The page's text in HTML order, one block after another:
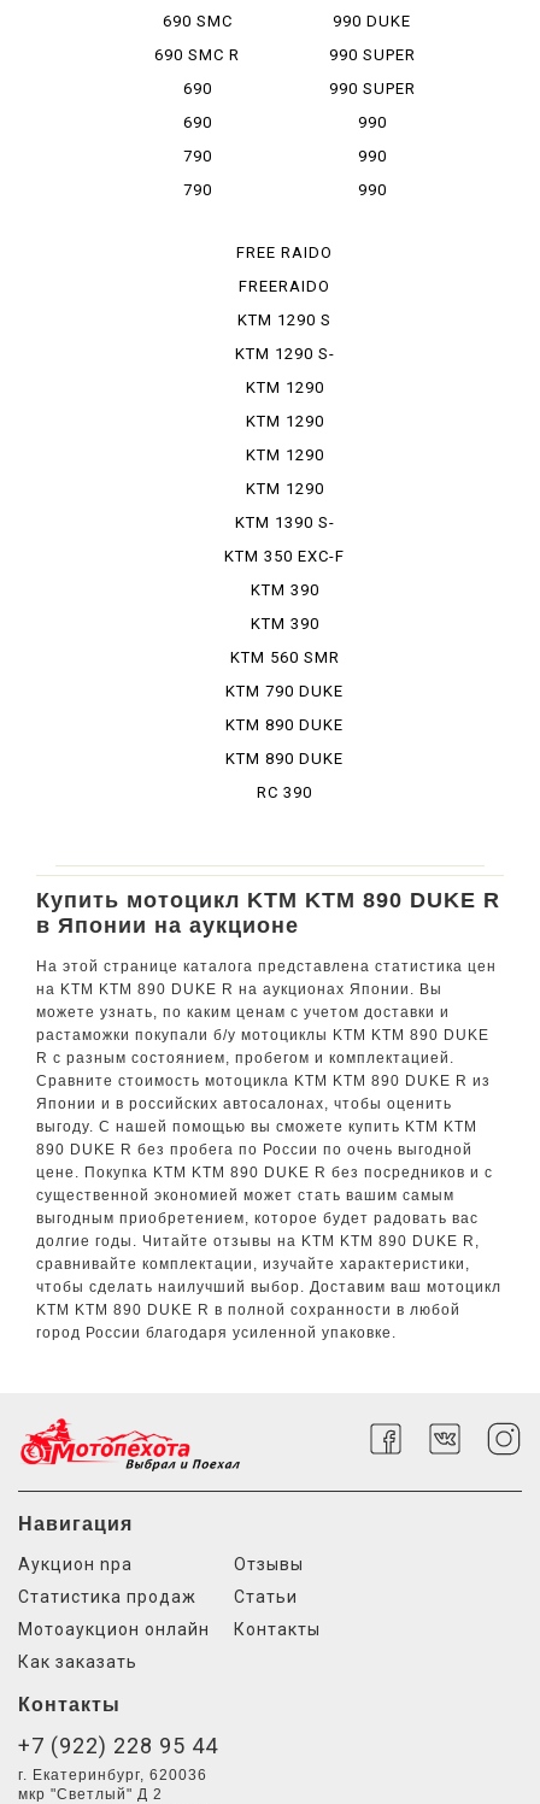
690 SMC
690 SMC R
690
SUPERMOTO
690
SUPERMOTO R
790
ADVENTURE
790
ADVENTURE S
990 DUKE
990 SUPER
DUKE
990 SUPER
DUKE R
990
SUPERMOTO
990
SUPERMOTO R
990
FREE RAIDO
250 R
FREERAIDO
350
KTM 1290 S
ADVENTU...
KTM 1290 S-
DUKE R ...
KTM 1290
SUPER DU...
KTM 1290
SUPER DU...
KTM 1290
SUPER DU...
KTM 1290
SUPER ADO...
KTM 1390 S-
DUKE R ...
KTM 350 EXC-F
SIXD...
KTM 390
ADVENTURE
KTM 390
ADVENTURE
SW
KTM 560 SMR
KTM 790 DUKE
KTM 890 DUKE
GP
KTM 890 DUKE
R
RC 390
Купить мотоцикл KTM KTM 890 DUKE R
в Японии на аукционе
На этой странице каталога представлена статистика цен
на KTM KTM 890 DUKE R на аукционах Японии. Вы
можете узнать, по каким ценам с учетом доставки и
растаможки покупали б/у мотоциклы KTM KTM 890 DUKE
R с разным состоянием, пробегом и комплектацией.
Сравните стоимость мотоцикла KTM KTM 890 DUKE R из
Японии и в российских автосалонах, чтобы оценить
выгоду. С нашей помощью вы сможете купить KTM KTM
890 DUKE R без пробега по России по очень выгодной
цене. Покупка KTM KTM 890 DUKE R без посредников и с
существенной экономией может стать вашим самым
выгодным приобретением, которое будет радовать вас
долгие годы. Читайте отзывы на KTM KTM 890 DUKE R,
сравнивайте комплектации, изучайте характеристики,
чтобы сделать наилучший выбор. Доставим ваш мотоцикл
KTM KTM 890 DUKE R в полной сохранности в любой
город России благодаря усиленной упаковке.
Навигация
Аукцион npa
Статистика продаж
Мотоаукцион онлайн
Как заказать
Отзывы
Статьи
Контакты
Контакты
+7 (922) 228 95 44
г. Екатеринбург, 620036
мкр "Светлый" Д 2